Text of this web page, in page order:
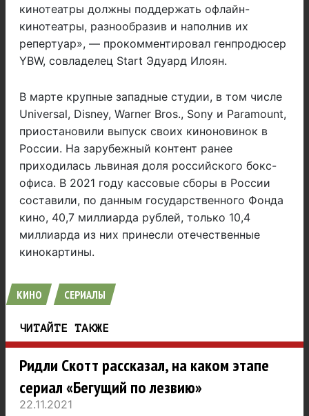
кинотеатры должны поддержать офлайн-
кинотеатры, разнообразив и наполнив их
репертуар», — прокомментировал генпродюсер
YBW, совладелец Start Эдуард Илоян.
В марте крупные западные студии, в том числе
Universal, Disney, Warner Bros., Sony и Paramount,
приостановили выпуск своих киноновинок в
России. На зарубежный контент ранее
приходилась львиная доля российского бокс-
офиса. В 2021 году кассовые сборы в России
составили, по данным государственного Фонда
кино, 40,7 миллиарда рублей, только 10,4
миллиарда из них принесли отечественные
кинокартины.
КИНО СЕРИАЛЫ
ЧИТАЙТЕ ТАКЖЕ
Ридли Скотт рассказал, на каком этапе
сериал «Бегущий по лезвию»
22.11.2021